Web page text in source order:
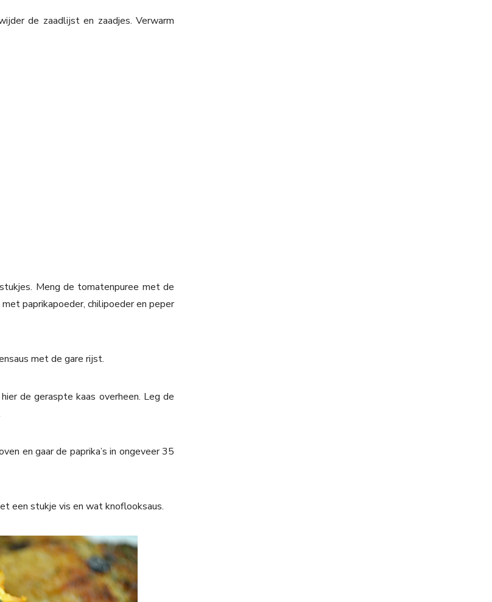
de zaadlijst en zaadjes. Verwarm
Meng de tomatenpuree met de
paprikapoeder, chilipoeder en peper
met de gare rijst.
de geraspte kaas overheen. Leg de
en gaar de paprika’s in ongeveer 35
een stukje vis en wat knoflooksaus.